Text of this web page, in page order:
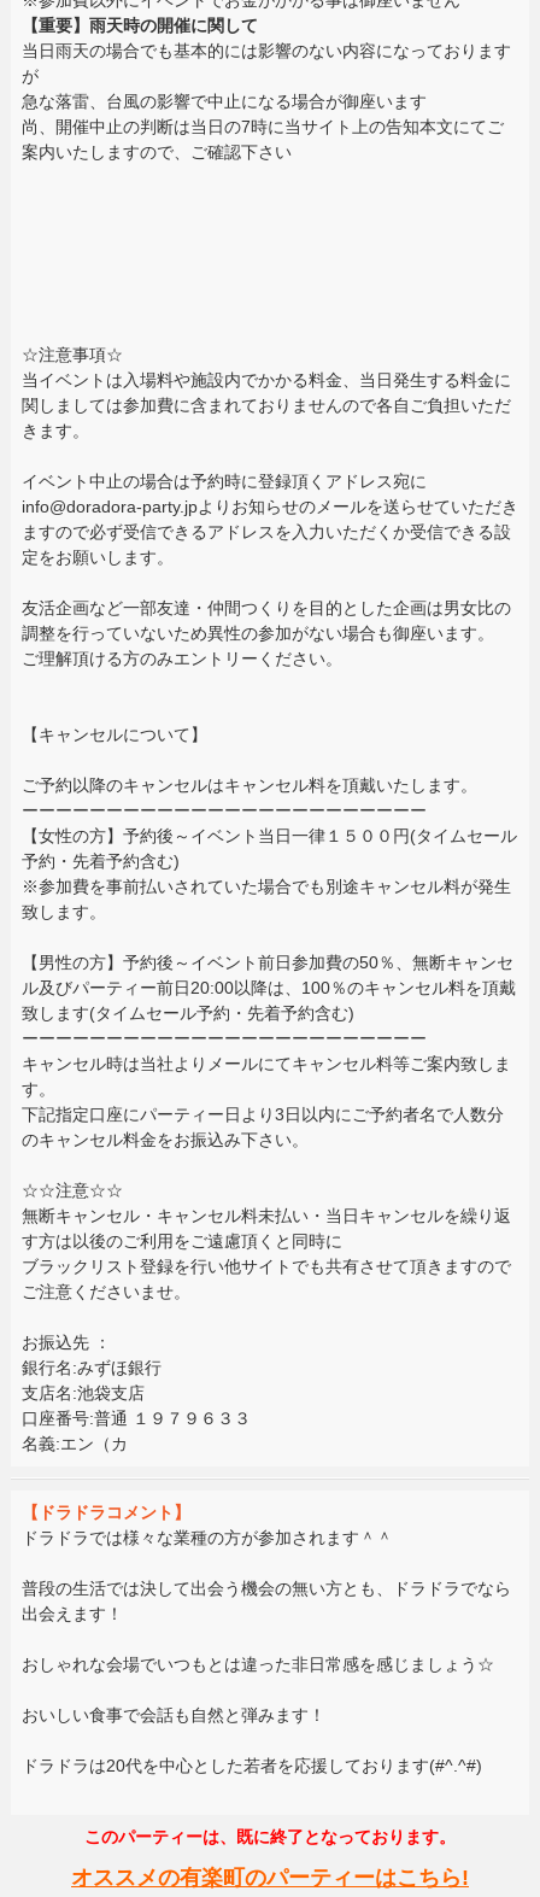
【重要】雨天時の開催に関して
当日雨天の場合でも基本的には影響のない内容になっております
が
急な落雷、台風の影響で中止になる場合が御座います
尚、開催中止の判断は当日の7時に当サイト上の告知本文にてご
案内いたしますので、ご確認下さい
☆注意事項☆
当イベントは入場料や施設内でかかる料金、当日発生する料金に
関しましては参加費に含まれておりませんので各自ご負担いただ
きます。
イベント中止の場合は予約時に登録頂くアドレス宛に
info@doradora-party.jpよりお知らせのメールを送らせていただき
ますので必ず受信できるアドレスを入力いただくか受信できる設
定をお願いします。
友活企画など一部友達・仲間つくりを目的とした企画は男女比の
調整を行っていないため異性の参加がない場合も御座います。
ご理解頂ける方のみエントリーください。
【キャンセルについて】
ご予約以降のキャンセルはキャンセル料を頂戴いたします。
ーーーーーーーーーーーーーーーーーーーーーーーー
【女性の方】予約後～イベント当日一律１５００円(タイムセール
予約・先着予約含む)
※参加費を事前払いされていた場合でも別途キャンセル料が発生
致します。
【男性の方】予約後～イベント前日参加費の50％、無断キャンセ
ル及びパーティー前日20:00以降は、100％のキャンセル料を頂戴
致します(タイムセール予約・先着予約含む)
ーーーーーーーーーーーーーーーーーーーーーーーー
キャンセル時は当社よりメールにてキャンセル料等ご案内致しま
す。
下記指定口座にパーティー日より3日以内にご予約者名で人数分
のキャンセル料金をお振込み下さい。
☆☆注意☆☆
無断キャンセル・キャンセル料未払い・当日キャンセルを繰り返
す方は以後のご利用をご遠慮頂くと同時に
ブラックリスト登録を行い他サイトでも共有させて頂きますので
ご注意くださいませ。
お振込先 ：
銀行名:みずほ銀行
支店名:池袋支店
口座番号:普通 １９７９６３３
名義:エン（カ
【ドラドラコメント】
ドラドラでは様々な業種の方が参加されます＾＾
普段の生活では決して出会う機会の無い方とも、ドラドラでなら
出会えます！
おしゃれな会場でいつもとは違った非日常感を感じましょう☆
おいしい食事で会話も自然と弾みます！
ドラドラは20代を中心とした若者を応援しております(#^.^#)
このパーティーは、既に終了となっております。
オススメの有楽町のパーティーはこちら!